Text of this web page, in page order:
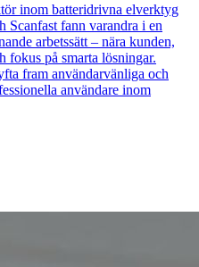
inom batteridrivna elverktyg
fann varandra i en
arbetssätt – nära kunden,
fokus på smarta lösningar.
fram användarvänliga och
användare inom